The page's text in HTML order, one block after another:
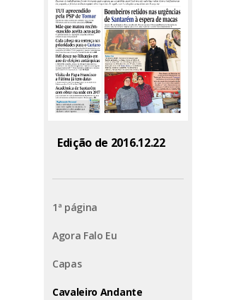
Edição de 2016.12.22
1ª página
Agora Falo Eu
Capas
Cavaleiro Andante